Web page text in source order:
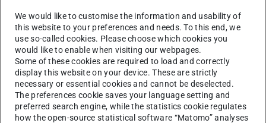
Unser Institut stellt sich auch dieses Jahr beim Hobit Talk
vor.
Beim Infotalk des Instituts für Geschichte haben
Studieninteressierte die Möglichkeit, individuelle Fragen
zu sämtlichen geschichtsbezogenen Studiengängen (B.A.,
JBA, LaG, LaB) zu stellen.
We would like to customise the information and usability of
this website to your preferences and needs. To this end, we
use so-called cookies. Please choose which cookies you
would like to enable when visiting our webpages.
Some of these cookies are required to load and correctly
display this website on your device. These are strictly
necessary or essential cookies and cannot be deselected.
The preferences cookie saves your language setting and
preferred search engine, while the statistics cookie regulates
how the open-source statistical software “Matomo” analyses